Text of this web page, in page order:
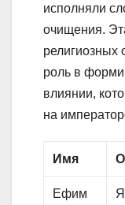
исполняли
очищения.
религиозных
роль в
влиянии,
на
Имя
Ефим